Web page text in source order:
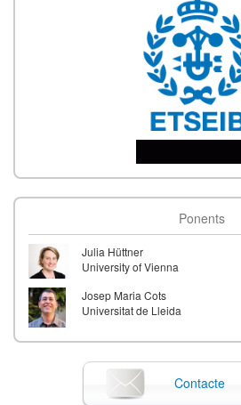
Ponents
Julia Hüttner
University of Vienna
Josep Maria Cots
Universitat de Lleida
Contacte